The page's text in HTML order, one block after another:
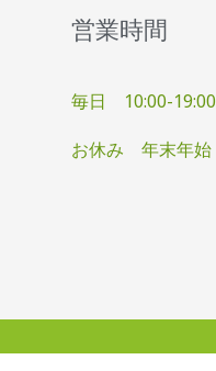
営業時間
毎日 10:00-19:00
お休み 年末年始